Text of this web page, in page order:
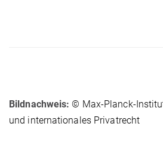
Bildnachweis: © Max-Planck-
und internationales Privatrecht